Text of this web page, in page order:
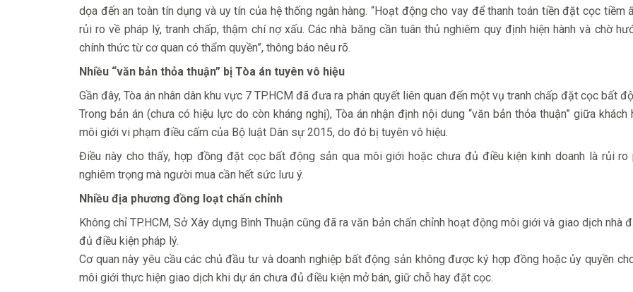
dọa đến an toàn tín dụng và uy tín của hệ thống ngân hàng. “Hoạt động cho vay để thanh toán tiền đặt cọc tiềm
rủi ro về pháp lý, tranh chấp, thậm chí nợ xấu. Các nhà băng cần tuân thủ nghiêm quy định hiện hành và chờ
chính thức từ cơ quan có thẩm quyền”, thông báo nêu rõ.
Nhiều “văn bản thỏa thuận” bị Tòa án tuyên vô hiệu
Gần đây, Tòa án nhân dân khu vực 7 TP.HCM đã đưa ra phán quyết liên quan đến một vụ tranh chấp đặt cọc bất
Trong bản án (chưa có hiệu lực do còn kháng nghị), Tòa án nhận định nội dung “văn bản thỏa thuận” giữa khách
môi giới vi phạm điều cấm của Bộ luật Dân sự 2015, do đó bị tuyên vô hiệu.
Điều này cho thấy, hợp đồng đặt cọc bất động sản qua môi giới hoặc chưa đủ điều kiện kinh doanh là rủi ro
nghiêm trọng mà người mua cần hết sức lưu ý.
Nhiều địa phương đồng loạt chấn chỉnh
Không chỉ TP.HCM, Sở Xây dựng Bình Thuận cũng đã ra văn bản chấn chỉnh hoạt động môi giới và giao dịch nhà
đủ điều kiện pháp lý.
Cơ quan này yêu cầu các chủ đầu tư và doanh nghiệp bất động sản không được ký hợp đồng hoặc ủy quyền
môi giới thực hiện giao dịch khi dự án chưa đủ điều kiện mở bán, giữ chỗ hay đặt cọc.